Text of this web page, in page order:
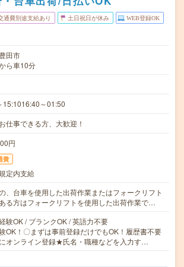
通費別途支給あり 土日祝日が休み WEB登録OK
田市
ら車10分
15:1016:40～01:50
仕事できる方、大歓迎！
円
費
定内支給
、台車を使用した出荷作業またはフォークリフト
る方はフォークリフトを使用した出荷作業で…
験OK / ブランクOK / 英語力不要
OK！〇まずは事前登録だけでもOK！履歴書不要
オンライン登録★氏名・職種などを入力す…